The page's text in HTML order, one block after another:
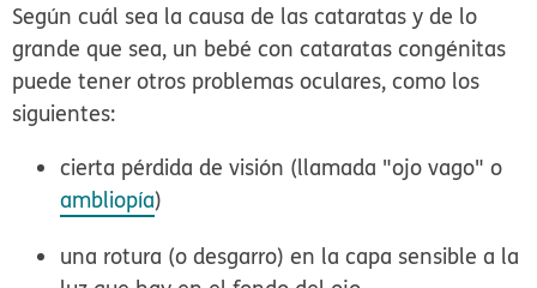
Según cuál sea la causa de las cataratas y de lo
grande que sea, un bebé con cataratas congénitas
puede tener otros problemas oculares, como los
siguientes:
cierta pérdida de visión (llamada "ojo vago" o
ambliopía)
una rotura (o desgarro) en la capa sensible a la